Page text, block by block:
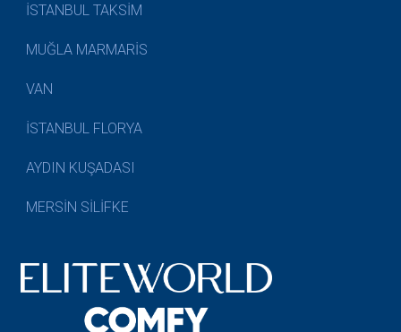
İSTANBUL TAKSİM
MUĞLA MARMARİS
VAN
İSTANBUL FLORYA
AYDIN KUŞADASI
MERSİN SİLİFKE